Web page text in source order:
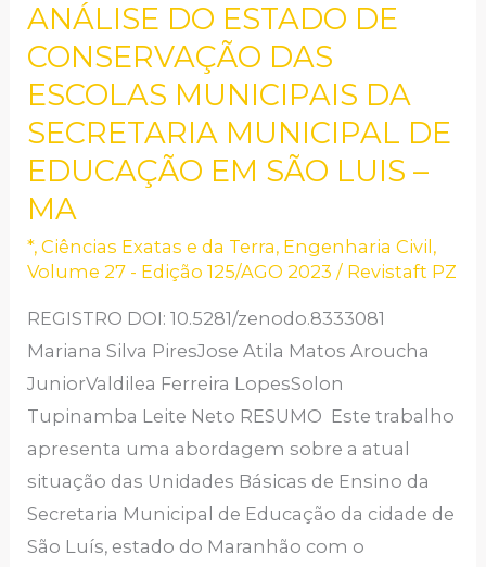
ANÁLISE DO ESTADO DE
CONSERVAÇÃO DAS
ESCOLAS MUNICIPAIS DA
SECRETARIA MUNICIPAL DE
EDUCAÇÃO EM SÃO LUIS –
MA
*,Ciências Exatas e da Terra, Engenharia Civil,
Volume 27 - Edição 125/AGO 2023 / Revistaft PZ
REGISTRO DOI: 10.5281/zenodo.8333081
Mariana Silva PiresJose Atila Matos Aroucha
JuniorValdilea Ferreira LopesSolon
Tupinamba Leite Neto RESUMO Este trabalho
apresenta uma abordagem sobre a atual
situação das Unidades Básicas de Ensino da
Secretaria Municipal de Educação da cidade de
São Luís, estado do Maranhão com o
ANÁLISE
DO
ESTADO
CONSERVAÇÃO
DAS
ESCOLAS
MUNICIPAIS
DA
SECRETARIA
MUNICIPAL
DE
EDUCAÇÃO
SÃO
LUIS
–